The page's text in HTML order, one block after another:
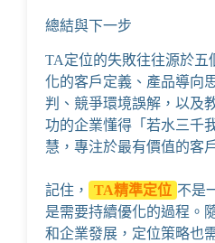
總結與下一步
TA定位的失敗往往源於五
化的客戶定義、產品導向
判、競爭環境誤解，以及
功的企業懂得「若水三千
慧，專注於最有價值的客
記住， TA精準定位 不是
是需要持續優化的過程。
和企業發展，定位策略也